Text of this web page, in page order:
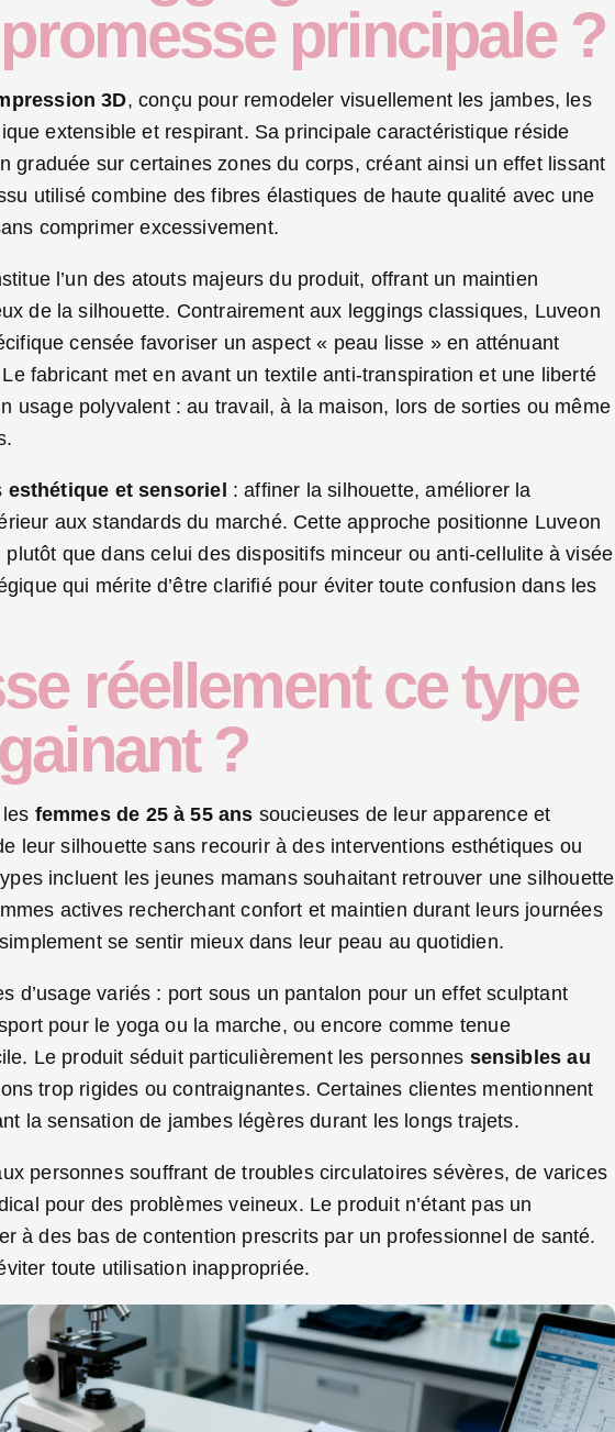
principale ?
3D, conçu pour remodeler visuellement les jambes, les
extensible et respirant. Sa principale caractéristique réside
graduée sur certaines zones du corps, créant ainsi un effet lissant
utilisé combine des fibres élastiques de haute qualité avec une
comprimer excessivement.
l’un des atouts majeurs du produit, offrant un maintien
de la silhouette. Contrairement aux leggings classiques, Luveon
censée favoriser un aspect « peau lisse » en atténuant
fabricant met en avant un textile anti-transpiration et une liberté
usage polyvalent : au travail, à la maison, lors de sorties ou même
esthétique et sensoriel : affiner la silhouette, améliorer la
aux standards du marché. Cette approche positionne Luveon
que dans celui des dispositifs minceur ou anti-cellulite à visée
qui mérite d’être clarifié pour éviter toute confusion dans les
réellement ce type
?
femmes de 25 à 55 ans soucieuses de leur apparence et
leur silhouette sans recourir à des interventions esthétiques ou
incluent les jeunes mamans souhaitant retrouver une silhouette
actives recherchant confort et maintien durant leurs journées
se sentir mieux dans leur peau au quotidien.
d’usage variés : port sous un pantalon pour un effet sculptant
pour le yoga ou la marche, ou encore comme tenue
Le produit séduit particulièrement les personnes sensibles au
trop rigides ou contraignantes. Certaines clientes mentionnent
la sensation de jambes légères durant les longs trajets.
personnes souffrant de troubles circulatoires sévères, de varices
pour des problèmes veineux. Le produit n’étant pas un
à des bas de contention prescrits par un professionnel de santé.
toute utilisation inappropriée.